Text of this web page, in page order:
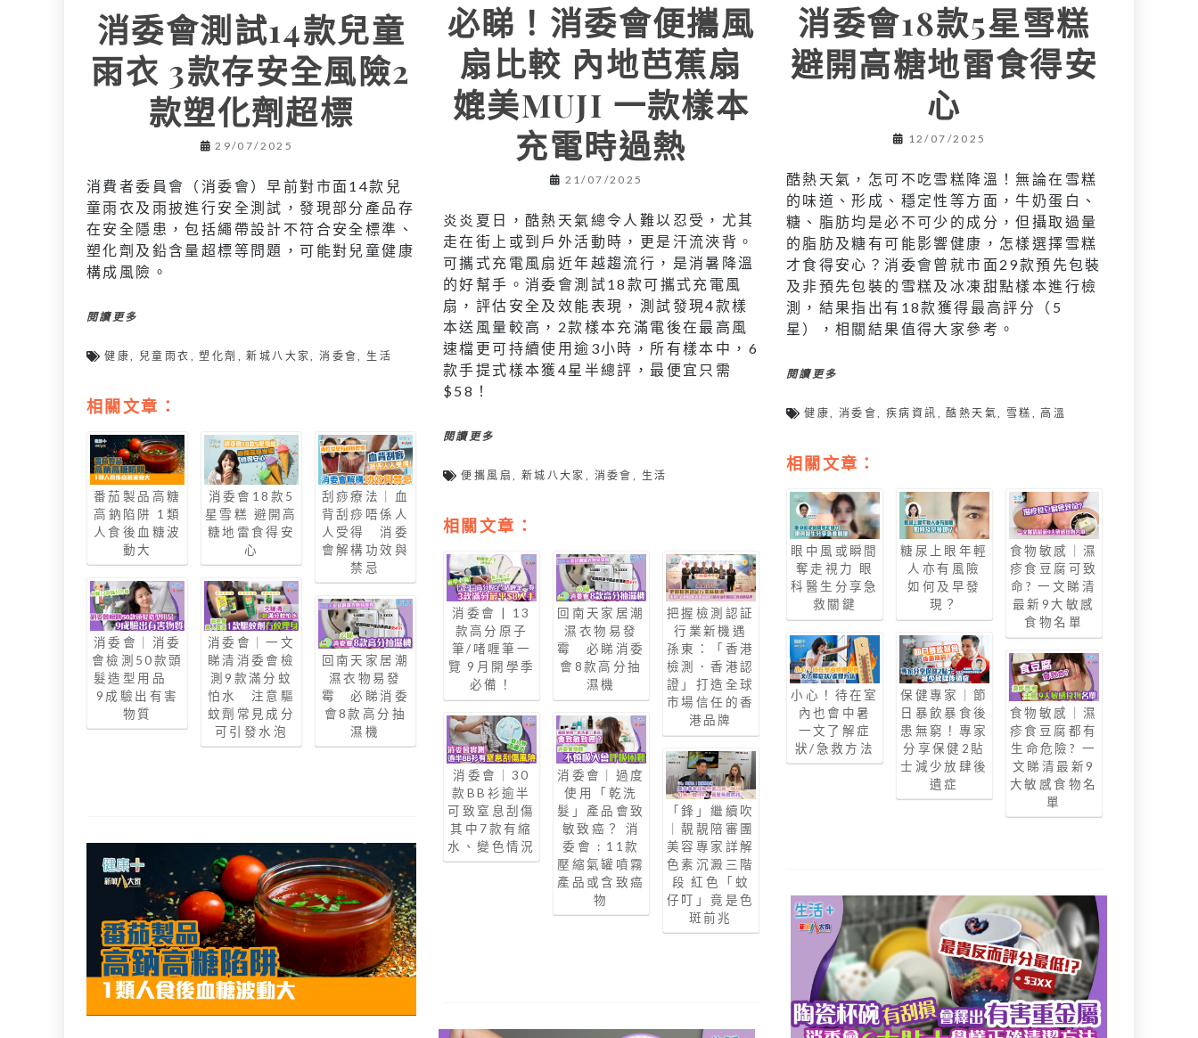
消委會測試14款兒童
雨衣 3款存安全風險2
款塑化劑超標
29/07/2025
消費者委員會（消委會）早前對市面14款兒
童雨衣及雨披進行安全測試，發現部分產品存
在安全隱患，包括繩帶設計不符合安全標準、
塑化劑及鉛含量超標等問題，可能對兒童健康
構成風險。
閱讀更多
健康, 兒童雨衣 ,塑化劑 ,新城八大家,消委會, 生活
相關文章：
番茄製品高糖
高鈉陷阱 1類
人食後血糖波
動大
消委會｜消委
會檢測50款頭
髮造型用品
9成驗出有害
物質
消委會18款5
星雪糕 避開高
糖地雷食得安
心
消委會｜一文
睇清消委會檢
測9款滿分蚊
怕水 注意驅
蚊劑常見成分
可引發水泡
刮痧療法｜血
背刮痧唔係人
人受得 消委
會解構功效與
禁忌
回南天家居潮
濕衣物易發
霉 必睇消委
會8款高分抽
濕機
必睇！消委會便攜風
扇比較 內地芭蕉扇
媲美MUJI 一款樣本
充電時過熱
21/07/2025
炎炎夏日，酷熱天氣總令人難以忍受，尤其
走在街上或到戶外活動時，更是汗流浹背。
可攜式充電風扇近年越趨流行，是消暑降溫
的好幫手。消委會測試18款可攜式充電風
扇，評估安全及效能表現，測試發現4款樣
本送風量較高，2款樣本充滿電後在最高風
速檔更可持續使用逾3小時，所有樣本中，6
款手提式樣本獲4星半總評，最便宜只需
$58！
閱讀更多
便攜風扇 , 新城八大家 , 消委會 , 生活
相關文章：
消委會 | 13
款高分原子
筆/啫喱筆一
覽 9月開學季
必備！
消委會｜30
款BB衫逾半
可致窒息刮傷
其中7款有縮
水、變色情況
回南天家居潮
濕衣物易發
霉 必睇消委
會8款高分抽
濕機
消委會｜過度
使用「乾洗
髮」產品會致
敏致癌？ 消
委會 : 11款
壓縮氣罐噴霧
產品或含致癌
物
把握檢測認証
行業新機遇
孫東：「香港
檢測．香港認
證」打造全球
市場信任的香
港品牌
「鋒」繼續吹
｜靚靚陪審團
美容專家詳解
色素沉澱三階
段 紅色「蚊
仔叮」竟是色
斑前兆
消委會18款5星雪糕
避開高糖地雷食得安
心
12/07/2025
酷熱天氣，怎可不吃雪糕降溫！無論在雪糕
的味道、形成、穩定性等方面，牛奶蛋白、
糖、脂肪均是必不可少的成分，但攝取過量
的脂肪及糖有可能影響健康，怎樣選擇雪糕
才食得安心？消委會曾就市面29款預先包裝
及非預先包裝的雪糕及冰凍甜點樣本進行檢
測，結果指出有18款獲得最高評分（5
星），相關結果值得大家參考。
閱讀更多
健康, 消委會, 疾病資訊 ,酷熱天氣, 雪糕 ,高溫
相關文章：
眼中風或瞬間
奪走視力 眼
科醫生分享急
救關鍵
小心！待在室
內也會中暑
一文了解症
狀/急救方法
糖尿上眼年輕
人亦有風險
如何及早發
現？
保健專家｜節
日暴飲暴食後
患無窮！專家
分享保健2貼
士減少放肆後
遺症
食物敏感｜濕
疹食豆腐可致
命? 一文睇清
最新9大敏感
食物名單
食物敏感｜濕
疹食豆腐都有
生命危險? 一
文睇清最新9
大敏感食物名
單